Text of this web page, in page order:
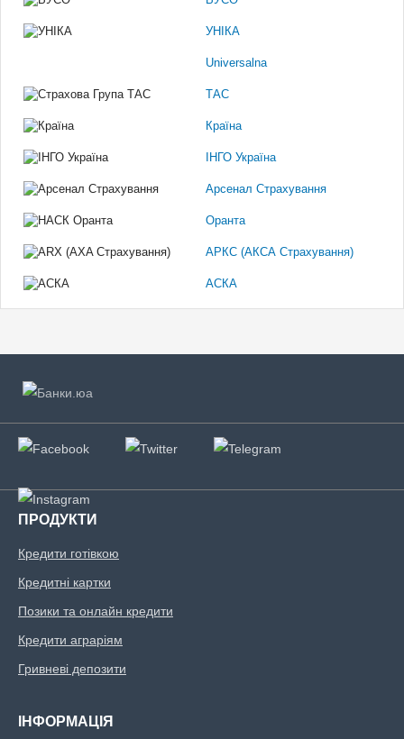
УНІКА
Universalna
ТАС
Країна
ІНГО Україна
Арсенал Страхування
Оранта
АРКС (АКСА Страхування)
АСКА
ПРОДУКТИ
Кредити готівкою
Кредитні картки
Позики та онлайн кредити
Кредити аграріям
Гривневі депозити
ІНФОРМАЦІЯ